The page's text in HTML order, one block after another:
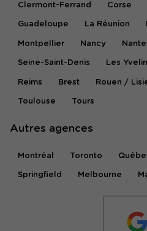
Clermont-Ferrand Corse
Guadeloupe La Réunion
Montpellier Nancy
Seine-Saint-Denis Les
Reims Brest Rouen /
Toulouse Tours
Autres agences
Montréal Toronto
Springfield Melbourne